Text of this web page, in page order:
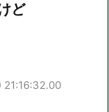
ど